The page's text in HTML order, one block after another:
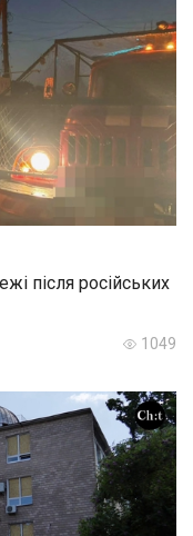
після російських
1049